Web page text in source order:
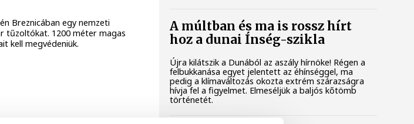
Breznicában egy nemzeti
tűzoltókat. 1200 méter magas
kell megvédeniük.
A múltban és ma is rossz hírt
hoz a dunai Ínség-szikla
Újra kilátszik a Dunából az aszály hírnöke! Régen a
felbukkanása egyet jelentett az éhínséggel, ma
pedig a klímaváltozás okozta extrém szárazságra
hívja fel a figyelmet. Elmeséljük a baljós kőtömb
történetét.